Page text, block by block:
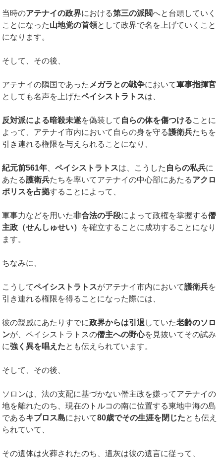
当時のアテナイの政界における第三の派閥へと台頭していく
ことになった山地党の首領として政界で名を上げていくこと
になります。
そして、その後、
アテナイの隣国であったメガラとの戦争において軍事指揮官
としても名声を上げたペイシストラトスは、
反対派による暗殺未遂を偽装して 自らの体を傷つけることに
よって、アテナイ市内において自らの身を守る護衛兵たちを
引き連れる権限を与えられることになり、
紀元前561年、ペイシストラトスは、こうした 自らの私兵に
あたる護衛兵たちを率いてアテナイの中心部にあたるアクロ
ポリスを占拠することによって、
軍事力などを用いた非合法の手段によって政権を掌握する僭
主政（せんしゅせい） を確立することに成功することになり
ます。
ちなみに、
こうしてペイシストラトスがアテナイ市内において護衛兵を
引き連れる権限を得ることになった際には、
彼の親戚にあたりすでに政界からは引退していた老齢のソロ
ンが、ペイシストラトスの僭主への野心を見抜いてその試み
に強く異を唱えたとも伝えられています。
そして、その後、
ソロンは、法の支配に基づかない僭主政を嫌ってアテナイの
地を離れたのち、現在のトルコの南に位置する東地中海の島
であるキプロス島において80歳でその生涯を閉じたとも伝え
られていて、
その遺体は火葬されたのち、遺灰は彼の遺言に従って、